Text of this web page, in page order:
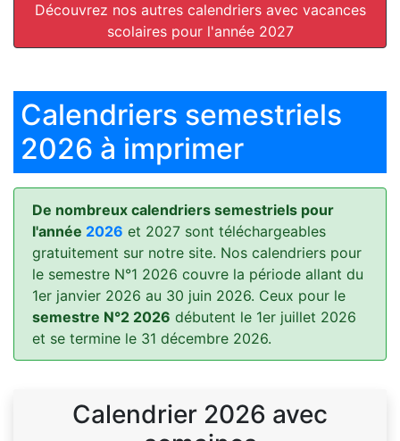
Découvrez nos autres calendriers avec vacances
scolaires pour l'année 2027
Calendriers semestriels
2026 à imprimer
De nombreux calendriers semestriels pour
l'année 2026 et 2027 sont téléchargeables
gratuitement sur notre site. Nos calendriers pour
le semestre N°1 2026 couvre la période allant du
1er janvier 2026 au 30 juin 2026. Ceux pour le
semestre N°2 2026 débutent le 1er juillet 2026
et se termine le 31 décembre 2026.
Calendrier 2026 avec